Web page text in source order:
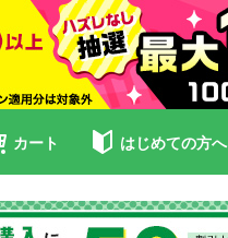
カート はじめての方へ